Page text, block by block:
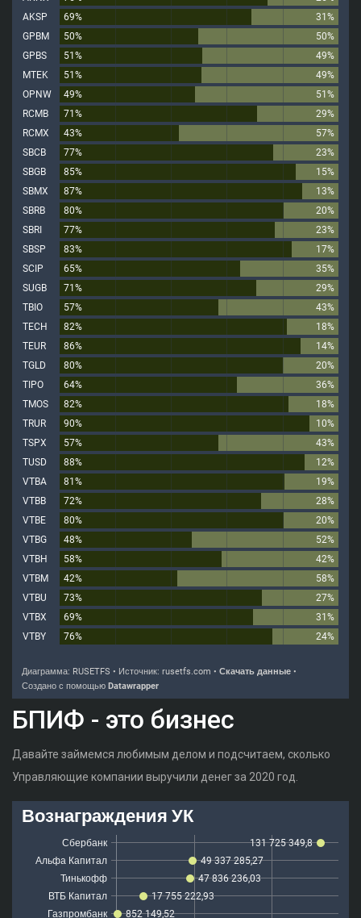
БПИФ - это бизнес
Давайте займемся любимым делом и подсчитаем, сколько
Управляющие компании выручили денег за 2020 год.